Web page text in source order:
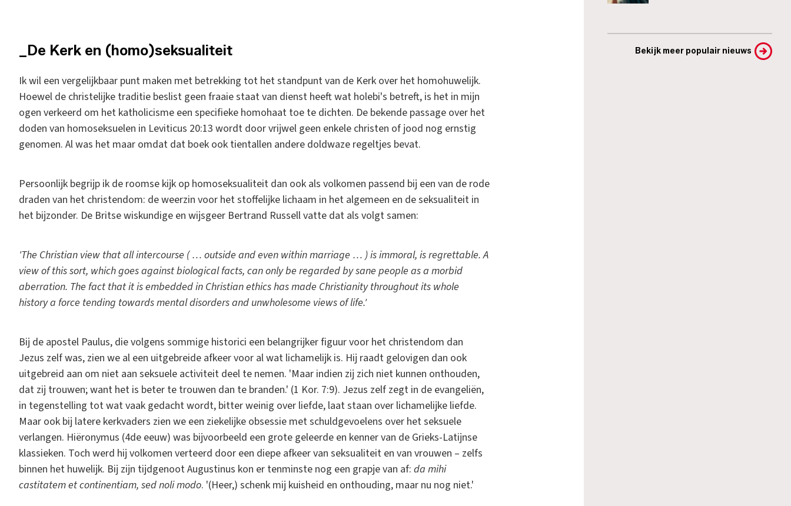
_De Kerk en (homo)seksualiteit
Ik wil een vergelijkbaar punt maken met betrekking tot het standpunt van de Kerk over het homohuwelijk.
Hoewel de christelijke traditie beslist geen fraaie staat van dienst heeft wat holebi's betreft, is het in mijn
ogen verkeerd om het katholicisme een specifieke homohaat toe te dichten. De bekende passage over het
doden van homoseksuelen in Leviticus 20:13 wordt door vrijwel geen enkele christen of jood nog ernstig
genomen. Al was het maar omdat dat boek ook tientallen andere doldwaze regeltjes bevat.
Persoonlijk begrijp ik de roomse kijk op homoseksualiteit dan ook als volkomen passend bij een van de rode
draden van het christendom: de weerzin voor het stoffelijke lichaam in het algemeen en de seksualiteit in
het bijzonder. De Britse wiskundige en wijsgeer Bertrand Russell vatte dat als volgt samen:
'The Christian view that all intercourse ( … outside and even within marriage … ) is immoral, is regrettable. A
view of this sort, which goes against biological facts, can only be regarded by sane people as a morbid
aberration. The fact that it is embedded in Christian ethics has made Christianity throughout its whole
history a force tending towards mental disorders and unwholesome views of life.'
Bij de apostel Paulus, die volgens sommige historici een belangrijker figuur voor het christendom dan
Jezus zelf was, zien we al een uitgebreide afkeer voor al wat lichamelijk is. Hij raadt gelovigen dan ook
uitgebreid aan om niet aan seksuele activiteit deel te nemen. 'Maar indien zij zich niet kunnen onthouden,
dat zij trouwen; want het is beter te trouwen dan te branden.' (1 Kor. 7:9). Jezus zelf zegt in de evangeliën,
in tegenstelling tot wat vaak gedacht wordt, bitter weinig over liefde, laat staan over lichamelijke liefde.
Maar ook bij latere kerkvaders zien we een ziekelijke obsessie met schuldgevoelens over het seksuele
verlangen. Hiëronymus (4de eeuw) was bijvoorbeeld een grote geleerde en kenner van de Grieks-Latijnse
klassieken. Toch werd hij volkomen verteerd door een diepe afkeer van seksualiteit en van vrouwen – zelfs
binnen het huwelijk. Bij zijn tijdgenoot Augustinus kon er tenminste nog een grapje van af: da mihi
castitatem et continentiam, sed noli modo. '(Heer,) schenk mij kuisheid en onthouding, maar nu nog niet.'
Bekijk meer populair nieuws